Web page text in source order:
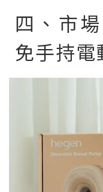
四、市
免手持電